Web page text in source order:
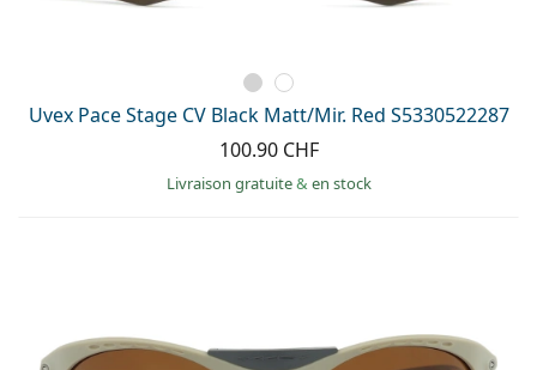
Uvex Pace Stage CV Black Matt/Mir. Red S5330522287
100.90 CHF
Livraison gratuite& en stock